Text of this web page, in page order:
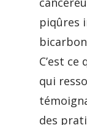
piqûres
C’est ce
qui
des